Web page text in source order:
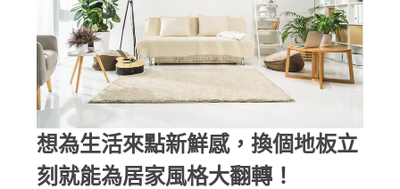
想為生活來點新鮮感，換個地板立
刻就能為居家風格大翻轉！